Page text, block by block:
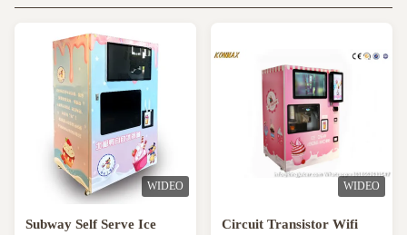
WIDEO
Subway Self Serve Ice
WIDEO
Circuit Transistor Wifi